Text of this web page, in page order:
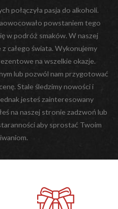
połączyła pasja do alkoholi.
powstaniem tego
w podróż smaków. W naszej
całego świata. Wykonujemy
na wszelkie okazje.
lub pozwól nam przygotować
Stale śledzimy nowości i
jesteś zainteresowany
na naszej stronie zadzwoń lub
aby sprostać Twoim